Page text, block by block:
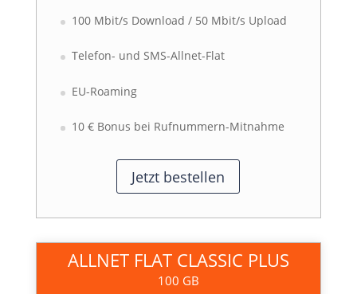
100 Mbit/s Download / 50 Mbit/s Upload
Telefon- und SMS-Allnet-Flat
EU-Roaming
10 € Bonus bei Rufnummern-Mitnahme
Jetzt bestellen
ALLNET FLAT CLASSIC PLUS
100 GB